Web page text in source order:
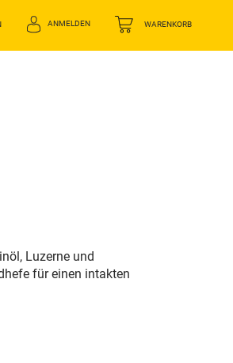
WARENKORB
ANMELDEN
Luzerne und
für einen intakten